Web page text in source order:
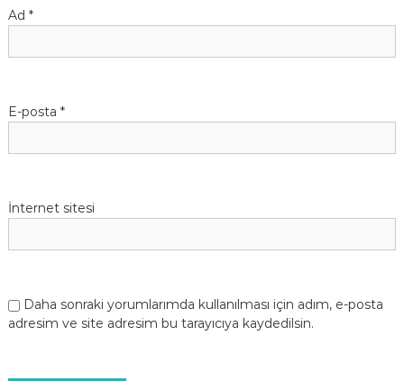
Ad *
E-posta *
İnternet sitesi
Daha sonraki yorumlarımda kullanılması için adım, e-posta
adresim ve site adresim bu tarayıcıya kaydedilsin.